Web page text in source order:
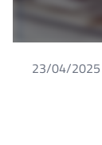
تم النشر بتاريخ : 02/01/2024 تم التحديث بتاريخ: 23/04/2025